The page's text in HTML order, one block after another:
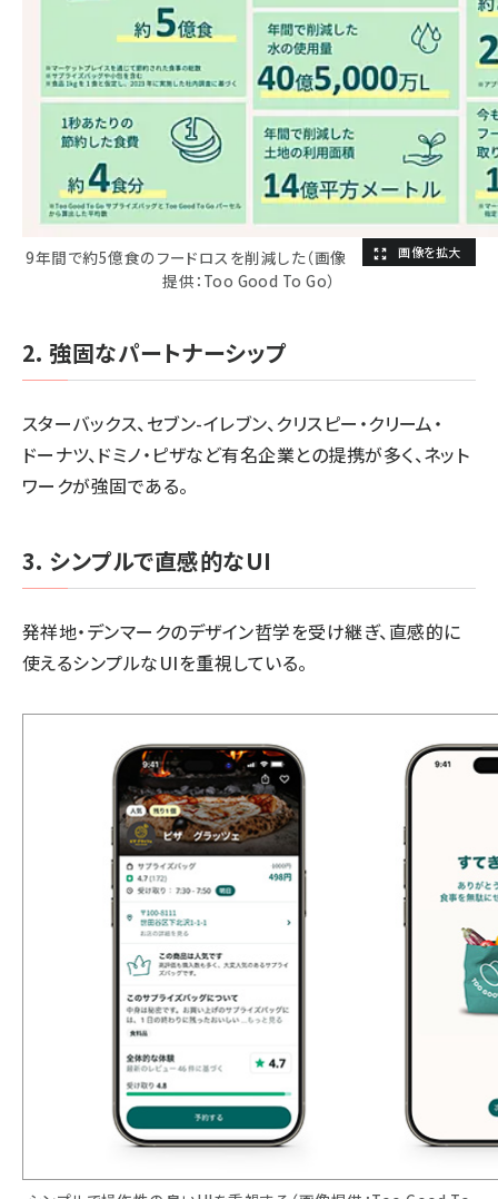
9年間で約5億食のフードロスを削減した（画像
提供：Too Good To Go）
2. 強固なパートナーシップ
スターバックス、セブン-イレブン、クリスピー・クリーム・
ドーナツ、ドミノ・ピザなど有名企業との提携が多く、ネット
ワークが強固である。
3. シンプルで直感的なUI
発祥地・デンマークのデザイン哲学を受け継ぎ、直感的に
使えるシンプルなUIを重視している。